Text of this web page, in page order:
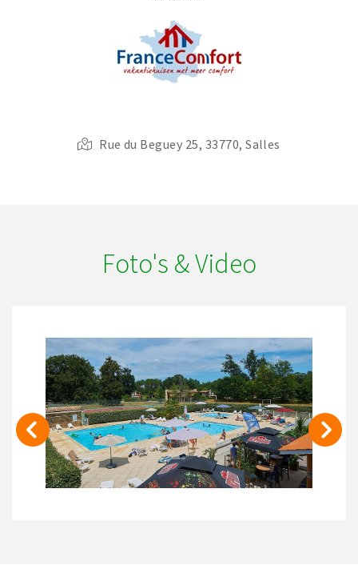
Rue du Beguey 25, 33770, Salles
Foto's & Video